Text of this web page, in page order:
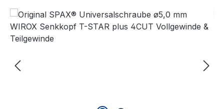
Bildergalerie überspringen